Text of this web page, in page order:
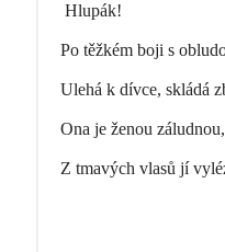
Hlupák!
Po těžkém boji s
Ulehá k dívce, skládá
Ona je ženou záludnou,
Z tmavých vlasů jí